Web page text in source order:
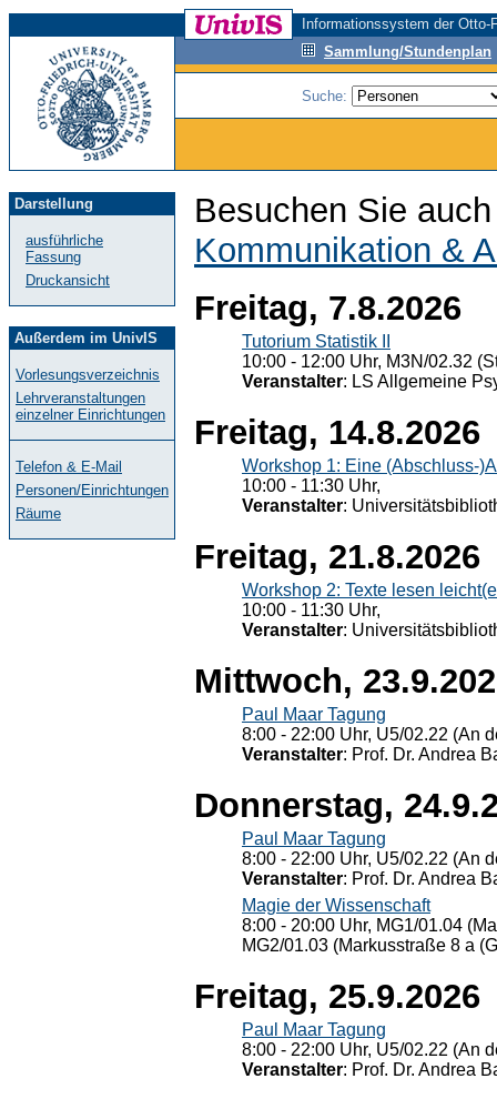
Informationssystem der
Sammlung/Stundenplan
Suche:
Darstellung
ausführliche
Fassung
Druckansicht
Außerdem im UnivIS
Vorlesungsverzeichnis
Lehrveranstaltungen
einzelner Einrichtungen
Telefon & E-Mail
Personen/Einrichtungen
Räume
Besuchen Sie
Kommunikation &
Freitag, 7.8.2026
Tutorium Statistik II
10:00 - 12:00 Uhr, M3N/02.32
Veranstalter: LS Allgemeine
Freitag, 14.8.2026
Workshop 1: Eine (Abschluss-
10:00 - 11:30 Uhr,
Veranstalter:
Freitag, 21.8.2026
Workshop 2: Texte lesen
10:00 - 11:30 Uhr,
Veranstalter:
Mittwoch,
Paul Maar Tagung
8:00 - 22:00 Uhr, U5/02.22 (An
Veranstalter: Prof. Dr. Andrea
Donnerstag,
Paul Maar Tagung
8:00 - 22:00 Uhr, U5/02.22 (An
Veranstalter: Prof. Dr. Andrea
Magie der Wissenschaft
8:00 - 20:00 Uhr, MG1/01.04
MG2/01.03 (Markusstraße 8 a
Freitag, 25.9.2026
Paul Maar Tagung
8:00 - 22:00 Uhr, U5/02.22 (An
Veranstalter: Prof. Dr. Andrea